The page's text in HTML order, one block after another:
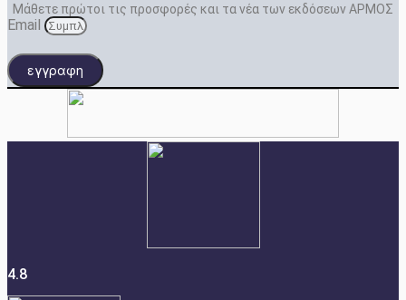
Μάθετε πρώτοι τις προσφορές και τα νέα των εκδόσεων ΑΡΜΟΣ
Email
εγγραφη
4.8